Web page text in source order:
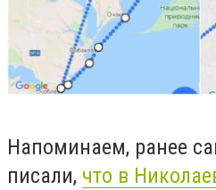
Напоминаем, ранее
писали, что в